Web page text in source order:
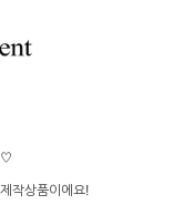
작상품이에요!